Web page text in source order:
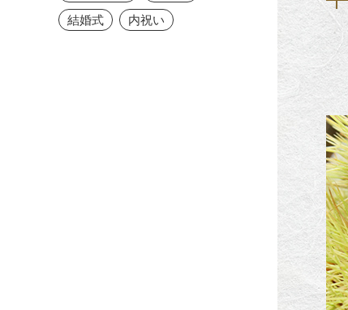
結婚式
内祝い